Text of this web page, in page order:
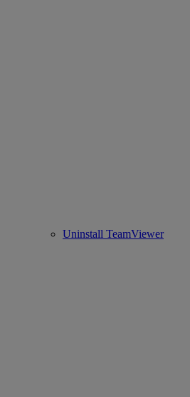
Uninstall TeamViewer